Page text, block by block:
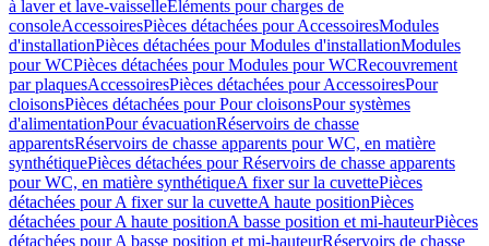
à laver et lave-vaisselleEléments pour charges de
consoleAccessoiresPièces détachées pour AccessoiresModules
d'installationPièces détachées pour Modules d'installationModules
pour WCPièces détachées pour Modules pour WCRecouvrement
par plaquesAccessoiresPièces détachées pour AccessoiresPour
cloisonsPièces détachées pour Pour cloisonsPour systèmes
d'alimentationPour évacuationRéservoirs de chasse
apparentsRéservoirs de chasse apparents pour WC, en matière
synthétiquePièces détachées pour Réservoirs de chasse apparents
pour WC, en matière synthétiqueA fixer sur la cuvettePièces
détachées pour A fixer sur la cuvetteA haute positionPièces
détachées pour A haute positionA basse position et mi-hauteurPièces
détachées pour A basse position et mi-hauteurRéservoirs de chasse